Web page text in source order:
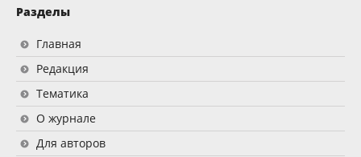
Разделы
Главная
Редакция
Тематика
О журнале
Для авторов